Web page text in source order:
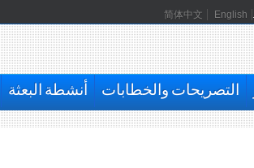
简体中文 English
التصريحات والخطابات أنشطة البعثة